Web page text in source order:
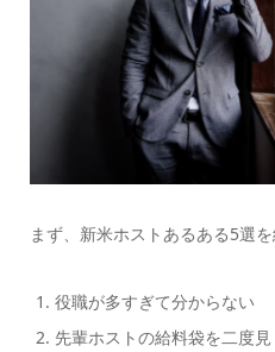
まず、新米ホストあるある5選を
役職が多すぎて分からない
先輩ホストの給料袋を二度見